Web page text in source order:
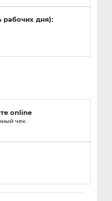
рабочих дня):
online
чек.